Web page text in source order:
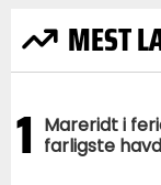
MEST
1 Mareridt i
farligste